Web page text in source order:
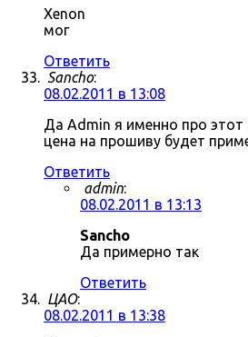
Xenon
мог
Ответить
Sancho:
08.02.2011 в 13:08
Да Admin я именно про этот
цена на прошиву будет
Ответить
admin:
08.02.2011 в 13:13
Sancho
Да примерно так
Ответить
ЦАО:
08.02.2011 в 13:38